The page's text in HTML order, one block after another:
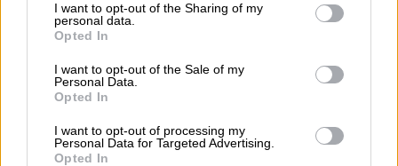
I want to opt-out of the Sharing of my
personal data.
Opted In
I want to opt-out of the Sale of my
Personal Data.
Opted In
I want to opt-out of processing my
Personal Data for Targeted Advertising.
Opted In